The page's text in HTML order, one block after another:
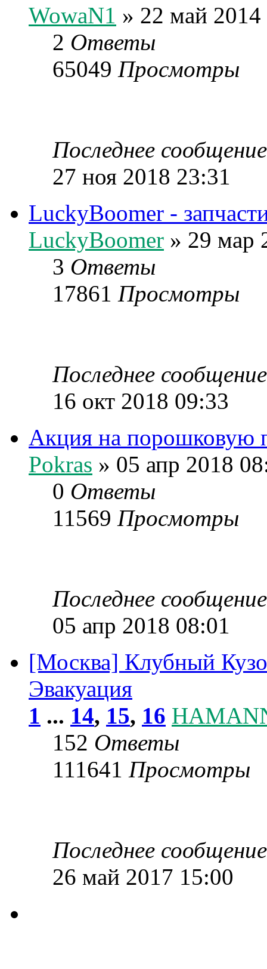
WowaN1 » 22 май
2 Ответы
65049 Просмотры
Последнее
27 ноя 2018 23:31
LuckyBoomer -
LuckyBoomer » 29 мар
3 Ответы
17861 Просмотры
Последнее
16 окт 2018 09:33
Акция на порошковую
Pokras » 05 апр 2018
0 Ответы
11569 Просмотры
Последнее
05 апр 2018 08:01
[Москва] Клубный
Эвакуация
1 ... 14, 15, 16
152 Ответы
111641 Просмотры
Последнее
26 май 2017 15:00